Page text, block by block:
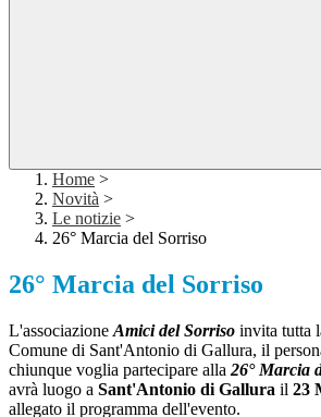
Home >
Novità >
Le notizie >
26° Marcia del Sorriso
26° Marcia del Sorriso
L'associazione Amici del Sorriso invita tutta
Comune di Sant'Antonio di Gallura, il
chiunque voglia partecipare alla 26° Marcia
avrà luogo a Sant'Antonio di Gallura il 23
allegato il programma dell'evento.